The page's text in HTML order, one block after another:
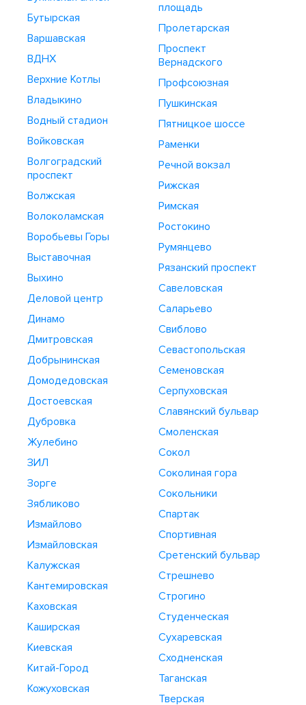
Бутырская
Варшавская
ВДНХ
Верхние Котлы
Владыкино
Водный стадион
Войковская
Волгоградский
проспект
Волжская
Волоколамская
Воробьевы Горы
Выставочная
Выхино
Деловой центр
Динамо
Дмитровская
Добрынинская
Домодедовская
Достоевская
Дубровка
Жулебино
ЗИЛ
Зорге
Зябликово
Измайлово
Измайловская
Калужская
Кантемировская
Каховская
Каширская
Киевская
Китай-Город
Кожуховская
площадь
Пролетарская
Проспект
Вернадского
Профсоюзная
Пушкинская
Пятницкое шоссе
Раменки
Речной вокзал
Рижская
Римская
Ростокино
Румянцево
Рязанский проспект
Савеловская
Саларьево
Свиблово
Севастопольская
Семеновская
Серпуховская
Славянский бульвар
Смоленская
Сокол
Соколиная гора
Сокольники
Спартак
Спортивная
Сретенский бульвар
Стрешнево
Строгино
Студенческая
Сухаревская
Сходненская
Таганская
Тверская